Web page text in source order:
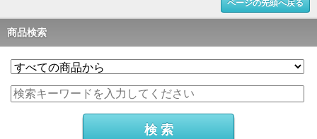
ページの先頭へ戻る
商品検索